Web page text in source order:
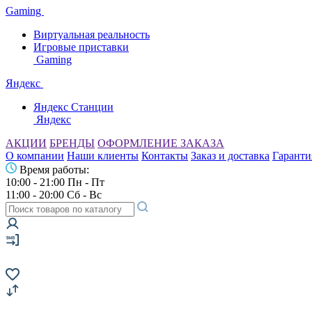
Gaming
Виртуальная реальность
Игровые приставки
Gaming
Яндекс
Яндекс Станции
Яндекс
АКЦИИ БРЕНДЫ ОФОРМЛЕНИЕ ЗАКАЗА
О компании Наши клиенты Контакты Заказ и доставка
Время работы:
10:00 - 21:00 Пн - Пт
11:00 - 20:00 Сб - Вс